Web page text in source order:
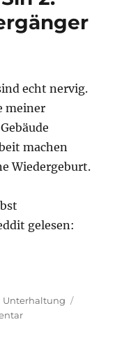
schickt
über
echt nervig.
meiner
machen
Wiedergeburt.
gelesen:
Unterhaltung
zu